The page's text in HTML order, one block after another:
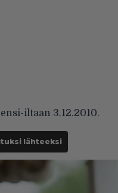
iltaan 3.12.2010.
lähteeksi